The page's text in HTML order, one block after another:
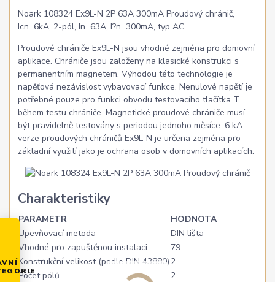
Noark 108324 Ex9L-N 2P 63A 300mA Proudový chránič,
Icn=6kA, 2-pól, In=63A, I?n=300mA, typ AC
Proudové chrániče Ex9L-N jsou vhodné zejména pro domovní
aplikace. Chrániče jsou založeny na klasické konstrukci s
permanentním magnetem. Výhodou této technologie je
napěťová nezávislost vybavovací funkce. Nenulové napětí je
potřebné pouze pro funkci obvodu testovacího tlačítka T
během testu chrániče. Magnetické proudové chrániče musí
být pravidelně testovány s periodou jednoho měsíce. 6 kA
verze proudových chráničů Ex9L-N je určena zejména pro
základní využití jako je ochrana osob v domovních aplikacích.
Charakteristiky
PARAMETR
HODNOTA
Upevňovací metoda
DIN lišta
Vhodné pro zapuštěnou instalaci
79
Konstrukční velikost (podle DIN 43880) 2
Počet pólů
2